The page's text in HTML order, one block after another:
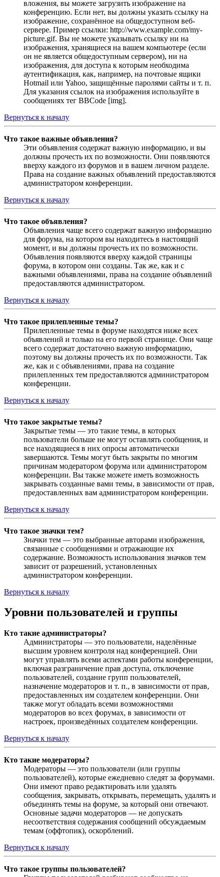
вложения, вы можете загрузить изображение на
конференцию. Если нет, вы должны указать ссылку на
изображение, сохранённое на общедоступном веб-
сервере. Пример ссылки: http://www.example.com/my-
picture.gif. Вы не можете указывать ссылку ни на
изображения, хранящиеся на вашем компьютере (если
он не является общедоступным сервером), ни на
изображения, для доступа к которым необходима
аутентификация, как, например, на почтовые ящики
Hotmail или Yahoo, защищённые паролями сайты и т. п.
Для указания ссылок на изображения используйте в
сообщениях тег BBCode [img].
Вернуться к началу
Что такое важные объявления?
Эти объявления содержат важную информацию, и вы
должны прочесть их по возможности. Они появляются
вверху каждого из форумов и в вашем личном разделе.
Права на создание важных объявлений предоставляются
администратором конференции.
Вернуться к началу
Что такое объявления?
Объявления чаще всего содержат важную информацию
для форума, на котором вы находитесь в настоящий
момент, и вы должны прочесть их по возможности.
Объявления появляются вверху каждой страницы
форума, в котором они созданы. Так же, как и с
важными объявлениями, права на создание объявлений
предоставляются администратором.
Вернуться к началу
Что такое прилепленные темы?
Прилепленные темы в форуме находятся ниже всех
объявлений и только на его первой странице. Они чаще
всего содержат достаточно важную информацию,
поэтому вы должны прочесть их по возможности. Так
же, как и с объявлениями, права на создание
прилепленных тем предоставляются администратором
конференции.
Вернуться к началу
Что такое закрытые темы?
Закрытые темы — это такие темы, в которых
пользователи больше не могут оставлять сообщения, и
все находящиеся в них опросы автоматически
завершаются. Темы могут быть закрыты по многим
причинам модератором форума или администратором
конференции. Вы также можете иметь возможность
закрывать созданные вами темы, в зависимости от прав,
предоставленных вам администратором конференции.
Вернуться к началу
Что такое значки тем?
Значки тем — это выбранные авторами изображения,
связанные с сообщениями и отражающие их
содержание. Возможность использования значков тем
зависит от разрешений, установленных
администратором конференции.
Вернуться к началу
Уровни пользователей и группы
Кто такие администраторы?
Администраторы — это пользователи, наделённые
высшим уровнем контроля над конференцией. Они
могут управлять всеми аспектами работы конференции,
включая разграничение прав доступа, отключение
пользователей, создание групп пользователей,
назначение модераторов и т. п., в зависимости от прав,
предоставленных им создателем конференции. Они
также могут обладать всеми возможностями
модераторов во всех форумах, в зависимости от
настроек, произведённых создателем конференции.
Вернуться к началу
Кто такие модераторы?
Модераторы — это пользователи (или группы
пользователей), которые ежедневно следят за форумами.
Они имеют право редактировать или удалять
сообщения, закрывать, открывать, перемещать, удалять и
объединять темы на форуме, за который они отвечают.
Основные задачи модераторов — не допускать
несоответствия содержания сообщений обсуждаемым
темам (оффтопик), оскорблений.
Вернуться к началу
Что такое группы пользователей?